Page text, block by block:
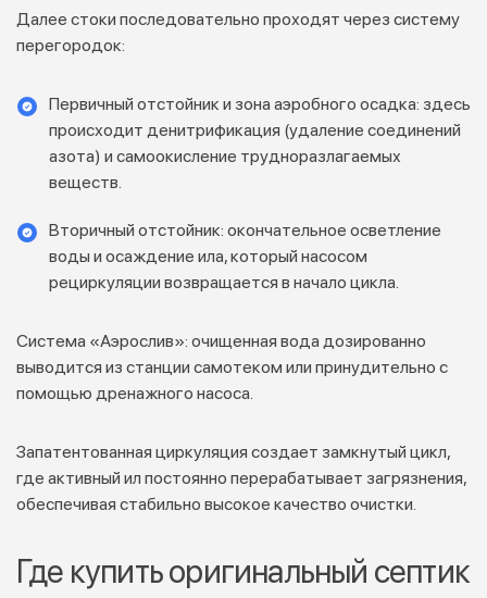
Далее стоки последовательно проходят через систему
перегородок:
Первичный отстойник и зона аэробного осадка: здесь
происходит денитрификация (удаление соединений
азота) и самоокисление трудноразлагаемых
веществ.
Вторичный отстойник: окончательное осветление
воды и осаждение ила, который насосом
рециркуляции возвращается в начало цикла.
Система «Аэрослив»: очищенная вода дозированно
выводится из станции самотеком или принудительно с
помощью дренажного насоса.
Запатентованная циркуляция создает замкнутый цикл,
где активный ил постоянно перерабатывает загрязнения,
обеспечивая стабильно высокое качество очистки.
Где купить оригинальный септик